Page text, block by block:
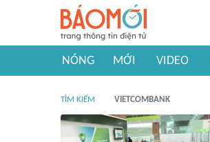
NÓNG MỚI VIDEO
TÌM KIẾM VIETCOMBANK